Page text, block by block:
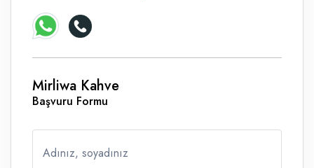
Mirliwa Kahve
Başvuru Formu
Adınız, soyadınız